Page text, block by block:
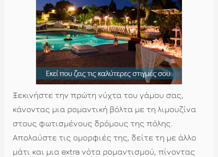
Ξεκινήστε την πρώτη νύχτα του γάμου σας,
κάνοντας μια ρομαντική βόλτα με τη λιμουζίνα
στους φωτισμένους δρόμους της πόλης.
Απολαύστε τις ομορφιές της, δείτε τη με άλλο
μάτι και μια extra νότα ρομαντισμού, πίνοντας